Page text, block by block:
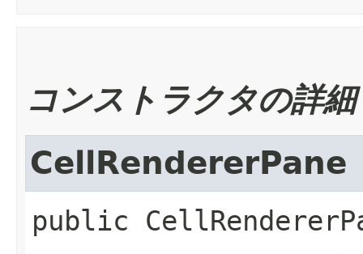
コンストラクタの詳細
CellRendererPane
public